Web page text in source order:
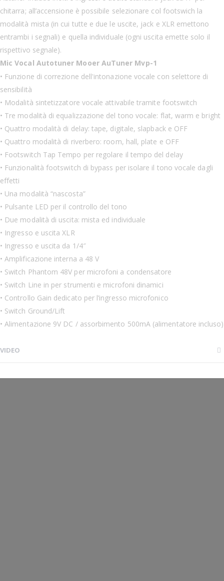
chitarra; all’accensione è possibile selezionare col footswich la
modalità mista (in cui tutte e due le uscite, jack e XLR emettono
entrambi i segnali) e quella individuale (ogni uscita emette solo il
rispettivo segnale).
Mic Vocal Autotuner Mooer AuTuner Mvp-1
• Funzione di correzione dell'intonazione vocale con selettore di
sensibilità
• Modalità sintetizzatore vocale attivabile tramite footswitch
• Tre modalità di equalizzazione del tono vocale: flat, warm e bright
• Quattro modalità di delay: tape, digitale, slapback e OFF
• Quattro modalità di riverbero: room, hall, plate e OFF
• Footswitch Tap Tempo per regolare il tempo del delay
• Funzionalità footswitch di bypass per isolare il tono vocale dagli
effetti
• Una modalità “nascosta”
• Pulsante LED per il controllo del tono
• Due modalità di uscita: mista ed individuale
• Ingresso e uscita XLR
• Ingresso e uscita da 1/4″
• Amplificazione interna a 48 V
• Switch Phantom 48V per microfoni a condensatore
• Switch Line in per strumenti e microfoni dinamici
• Controllo Gain dedicato per l’ingresso microfonico
• Switch Ground/Lift
• Alimentazione 9V DC / assorbimento 500mA (alimentatore incluso)
VIDEO